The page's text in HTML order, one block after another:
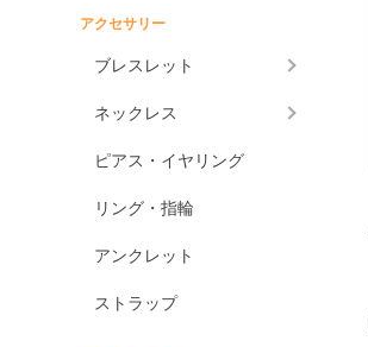
アクセサリー
ブレスレット
ネックレス
ピアス・イヤリング
リング・指輪
アンクレット
ストラップ